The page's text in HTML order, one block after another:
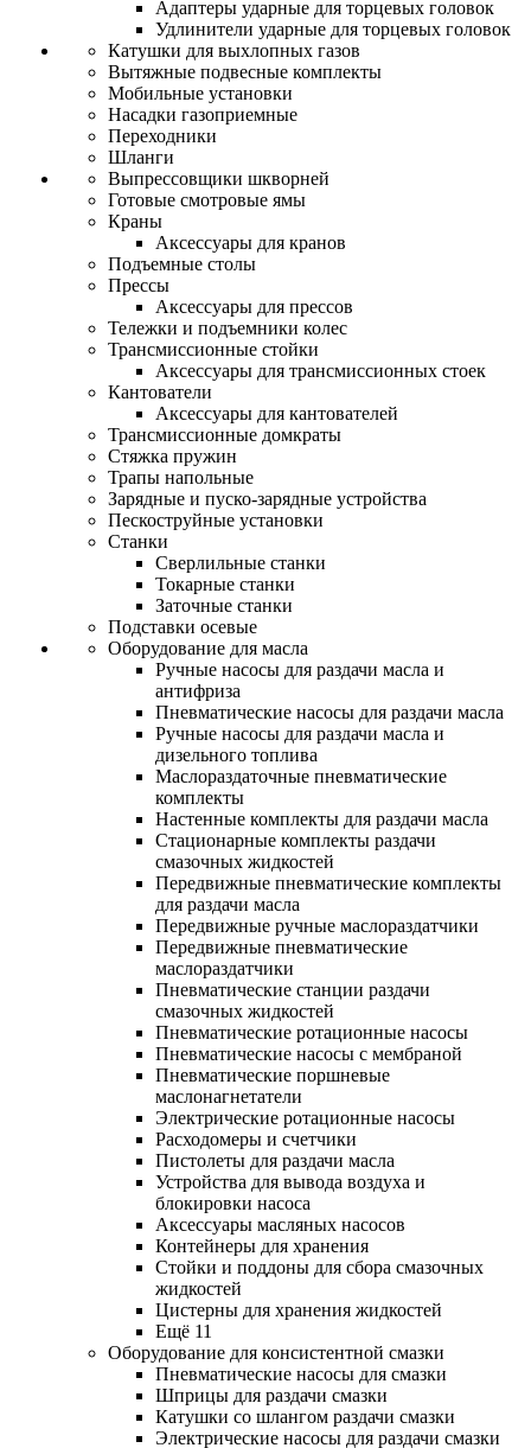
Адаптеры ударные для торцевых головок
Удлинители ударные для торцевых головок
Катушки для выхлопных газов
Вытяжные подвесные комплекты
Мобильные установки
Насадки газоприемные
Переходники
Шланги
Выпрессовщики шкворней
Готовые смотровые ямы
Краны
Аксессуары для кранов
Подъемные столы
Прессы
Аксессуары для прессов
Тележки и подъемники колес
Трансмиссионные стойки
Аксессуары для трансмиссионных стоек
Кантователи
Аксессуары для кантователей
Трансмиссионные домкраты
Стяжка пружин
Трапы напольные
Зарядные и пуско-зарядные устройства
Пескоструйные установки
Станки
Сверлильные станки
Токарные станки
Заточные станки
Подставки осевые
Оборудование для масла
Ручные насосы для раздачи масла и
антифриза
Пневматические насосы для раздачи масла
Ручные насосы для раздачи масла и
дизельного топлива
Маслораздаточные пневматические
комплекты
Настенные комплекты для раздачи масла
Стационарные комплекты раздачи
смазочных жидкостей
Передвижные пневматические комплекты
для раздачи масла
Передвижные ручные маслораздатчики
Передвижные пневматические
маслораздатчики
Пневматические станции раздачи
смазочных жидкостей
Пневматические ротационные насосы
Пневматические насосы с мембраной
Пневматические поршневые
маслонагнетатели
Электрические ротационные насосы
Расходомеры и счетчики
Пистолеты для раздачи масла
Устройства для вывода воздуха и
блокировки насоса
Аксессуары масляных насосов
Контейнеры для хранения
Стойки и поддоны для сбора смазочных
жидкостей
Цистерны для хранения жидкостей
Ещё 11
Оборудование для консистентной смазки
Пневматические насосы для смазки
Шприцы для раздачи смазки
Катушки со шлангом раздачи смазки
Электрические насосы для раздачи смазки